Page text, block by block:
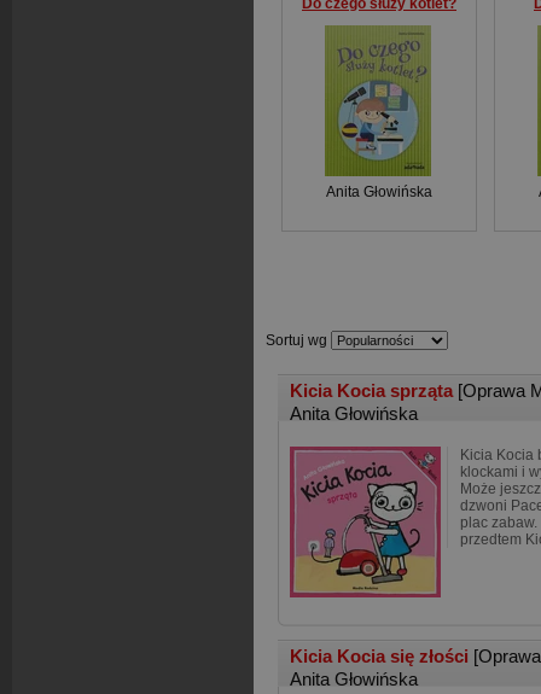
Do czego służy kotlet?
Anita Głowińska
Sortuj wg
Kicia Kocia sprząta [Oprawa
Anita Głowińska
Kicia Kocia
klockami i
Może
dzwoni
plac
przedtem
Kicia Kocia się złości
Anita Głowińska